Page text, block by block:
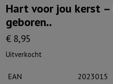
Hart voor jou kerst –
geboren..
€ 8,95
Uitverkocht
EAN 2023015